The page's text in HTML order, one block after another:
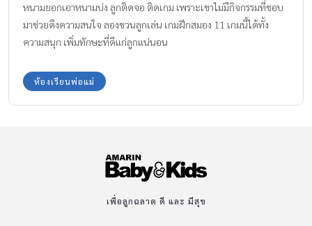
หนามยอกเอาหนามบ่ง ลูกติดจอ ติดเกม เพราะเขาไม่มีกิจกรรมที่ชอบ
มาช่วยดึงความสนใจ ลองชวนลูกเล่น เกมฝึกสมอง 11 เกมนี้ได้ทั้ง
ความสนุก เพิ่มทักษะที่ดีแก่ลูกแน่นอน
ห้องเรียนพ่อแม่
เพื่อลูกฉลาด ดี และ มีสุข